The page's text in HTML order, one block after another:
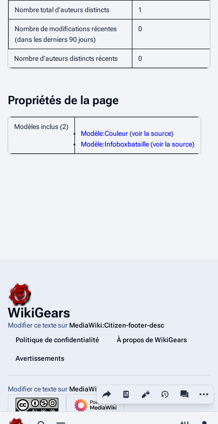
Partager cette page
Affichages
Nombre total d’auteurs distincts 1
Nombre de modifications récentes
(dans les derniers 90 jours)
0
Nombre d’auteurs distincts récents 0
Propriétés de la page
Modèles inclus (2)
Modèle:Couleur(voir la source)
Modèle:Infoboxbataille(voir la source)
WikiGears
Modifier ce texte sur MediaWiki:Citizen-footer-desc
Politique de confidentialité
À propos de WikiGears
Avertissements
Modifier ce texte sur MediaWiki:Citizen-footer-tagline